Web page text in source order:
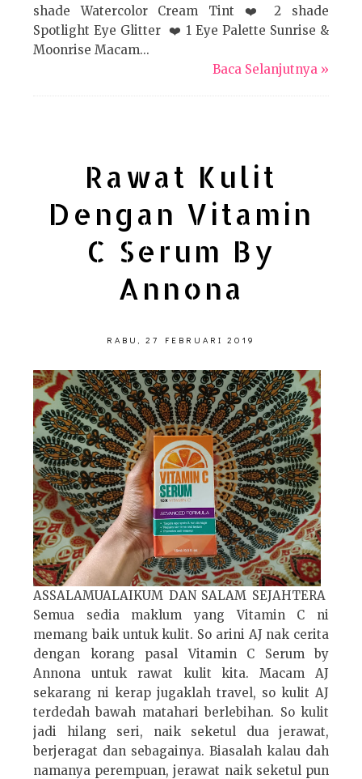
shade Watercolor Cream Tint ❤️ 2 shade
Spotlight Eye Glitter ❤️ 1 Eye Palette Sunrise &
Moonrise Macam...
Baca Selanjutnya »
Rawat Kulit
Dengan Vitamin
C Serum By
Annona
RABU, 27 FEBRUARI 2019
ASSALAMUALAIKUM DAN SALAM SEJAHTERA
Semua sedia maklum yang Vitamin C ni
memang baik untuk kulit. So arini AJ nak cerita
dengan korang pasal Vitamin C Serum by
Annona untuk rawat kulit kita. Macam AJ
sekarang ni kerap jugaklah travel, so kulit AJ
terdedah bawah matahari berlebihan. So kulit
jadi hilang seri, naik seketul dua jerawat,
berjeragat dan sebagainya. Biasalah kalau dah
namanya perempuan, jerawat naik seketul pun